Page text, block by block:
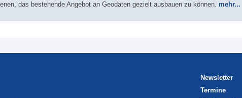
das bestehende Angebot an Geodaten gezielt ausbauen zu können. mehr...
Newsletter
Termine